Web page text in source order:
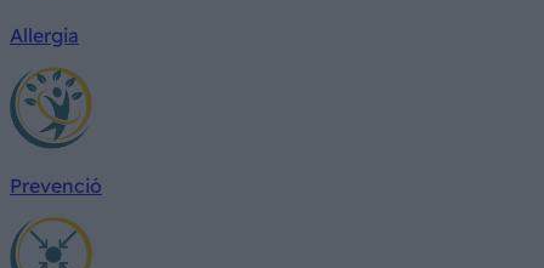
Allergia
Prevenció